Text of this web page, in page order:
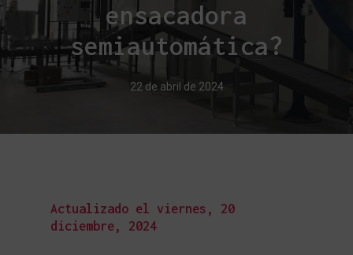
ensacadora
semiautomática?
22 de abril de 2024
Actualizado el viernes, 20
diciembre, 2024